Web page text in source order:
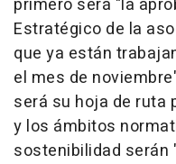
primero será "la
Estratégico de la
que ya están
el mes de
será su hoja de ruta
y los ámbitos
sostenibilidad